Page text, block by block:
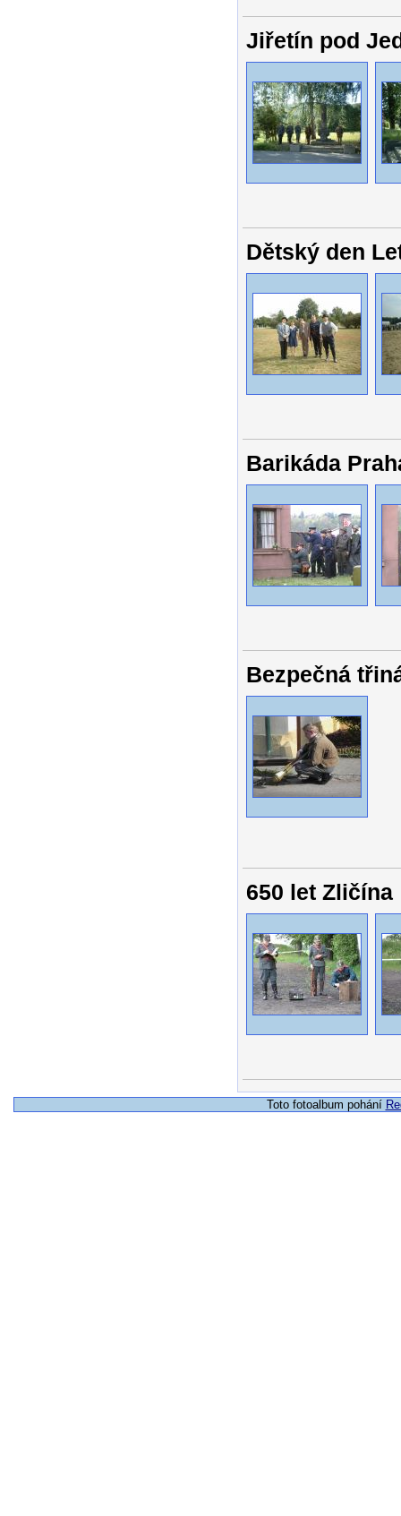
Jiřetín pod
Dětský den
Barikáda
Bezpečná
650 let Zličína
Toto fotoalbum pohání